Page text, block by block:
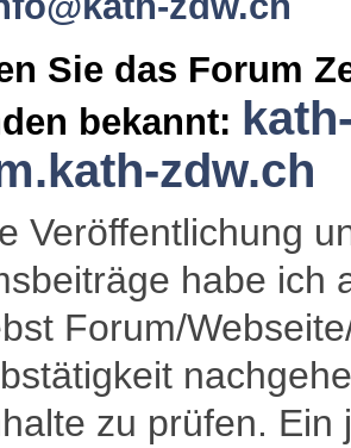
Sie das Forum
bekannt:
zdw.ch
Veröffentlichung
habe ich
Forum/
zu prüfen.